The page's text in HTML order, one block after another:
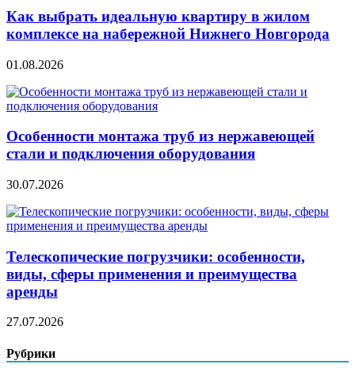
Как выбрать идеальную квартиру в жилом
комплексе на набережной Нижнего Новгорода
01.08.2026
Особенности монтажа труб из нержавеющей
стали и подключения оборудования
30.07.2026
Телескопические погрузчики: особенности,
виды, сферы применения и преимущества
аренды
27.07.2026
Рубрики